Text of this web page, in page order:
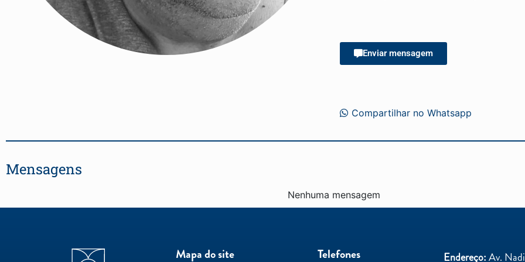
Enviar mensagem
Compartilhar no Whatsapp
Mensagens
Nenhuma mensagem
Mapa do site Telefones Endereço:Av.